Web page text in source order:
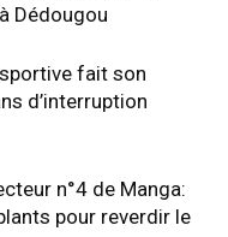
Dédougou
fait son
d’interruption
n°4 de Manga:
pour reverdir le